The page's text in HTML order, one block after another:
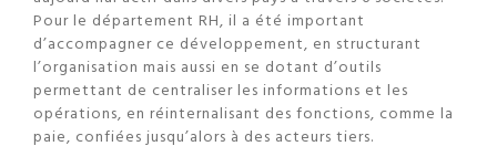
Pour le département RH, il a été important
d’accompagner ce développement, en structurant
l’organisation mais aussi en se dotant d’outils
permettant de centraliser les informations et les
opérations, en réinternalisant des fonctions, comme la
paie, confiées jusqu’alors à des acteurs tiers.